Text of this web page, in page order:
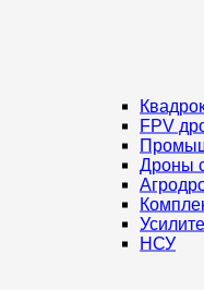
FPV
Дроны
НСУ